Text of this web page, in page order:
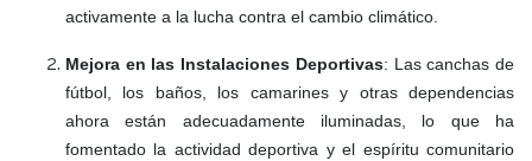
activamente a la lucha contra el cambio climático.
Mejora en las Instalaciones Deportivas: Las canchas de
fútbol, los baños, los camarines y otras dependencias
ahora están adecuadamente iluminadas, lo que ha
fomentado la actividad deportiva y el espíritu comunitario